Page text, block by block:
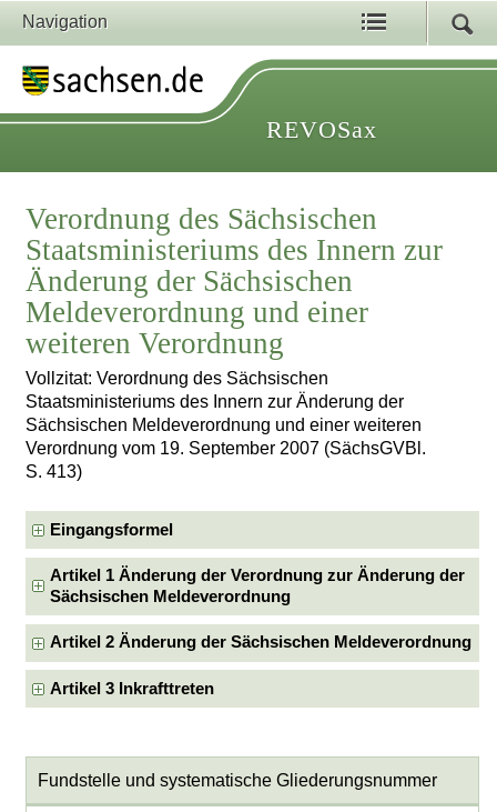
Navigation
REVOSax
Verordnung des Sächsischen
Staatsministeriums des Innern zur
Änderung der Sächsischen
Meldeverordnung und einer
weiteren Verordnung
Vollzitat: Verordnung des Sächsischen
Staatsministeriums des Innern zur Änderung der
Sächsischen Meldeverordnung und einer weiteren
Verordnung vom 19. September 2007 (SächsGVBl.
S. 413)
Eingangsformel
Artikel 1 Änderung der Verordnung zur Änderung der
Sächsischen Meldeverordnung
Artikel 2 Änderung der Sächsischen Meldeverordnung
Artikel 3 Inkrafttreten
Fundstelle und systematische Gliederungsnummer